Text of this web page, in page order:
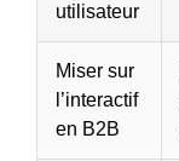
utilisateur
Miser sur
l’interactif
en B2B